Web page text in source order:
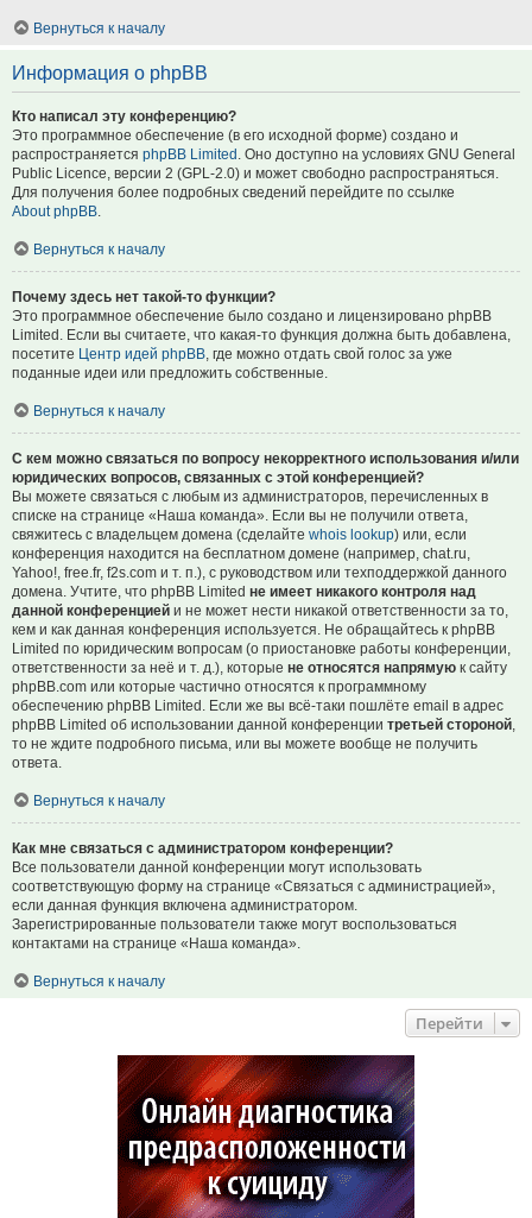
Вернуться к началу
Информация о phpBB
Кто написал эту конференцию?
Это программное обеспечение (в его исходной форме) создано и
распространяется phpBB Limited . Оно доступно на условиях GNU General
Public Licence, версии 2 (GPL-2.0) и может свободно распространяться.
Для получения более подробных сведений перейдите по ссылке
About phpBB
Вернуться к началу
Почему здесь нет такой-то функции?
Это программное обеспечение было создано и лицензировано phpBB
Limited. Если вы считаете, что какая-то функция должна быть добавлена,
посетите Центр идей phpBB , где можно отдать свой голос за уже
поданные идеи или предложить собственные.
Вернуться к началу
С кем можно связаться по вопросу некорректного использования и/или
юридических вопросов, связанных с этой конференцией?
Вы можете связаться с любым из администраторов, перечисленных в
списке на странице «Наша команда». Если вы не получили ответа,
свяжитесь с владельцем домена (сделайте whois lookup) или, если
конференция находится на бесплатном домене (например, chat.ru,
Yahoo!, free.fr, f2s.com и т. п.), с руководством или техподдержкой данного
домена. Учтите, что phpBB Limited не имеет никакого контроля над
данной конференцией и не может нести никакой ответственности за то,
кем и как данная конференция используется. Не обращайтесь к phpBB
Limited по юридическим вопросам (о приостановке работы конференции,
ответственности за неё и т. д.), которые не относятся напрямую к сайту
phpBB.com или которые частично относятся к программному
обеспечению phpBB Limited. Если же вы всё-таки пошлёте email в адрес
phpBB Limited об использовании данной конференции третьей стороной
то не ждите подробного письма, или вы можете вообще не получить
ответа.
Вернуться к началу
Как мне связаться с администратором конференции?
Все пользователи данной конференции могут использовать
соответствующую форму на странице «Связаться с администрацией»,
если данная функция включена администратором.
Зарегистрированные пользователи также могут воспользоваться
контактами на странице «Наша команда».
Вернуться к началу
Перейти